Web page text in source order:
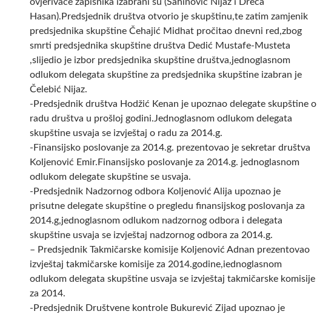
Hasan).Predsjednik društva otvorio je skupštinu,te zatim zamjenik
predsjednika skupštine Čehajić Midhat pročitao dnevni red,zbog
smrti predsjednika skupštine društva Dedić Mustafe-Musteta
,slijedio je izbor predsjednika skupštine društva,jednoglasnom
odlukom delegata skupštine za predsjednika skupštine izabran je
Čelebić Nijaz.
-Predsjednik društva Hodžić Kenan je upoznao delegate skupštine o
radu društva u prošloj godini.Jednoglasnom odlukom delegata
skupštine usvaja se izvještaj o radu za 2014.g.
-Finansijsko poslovanje za 2014.g. prezentovao je sekretar društva
Koljenović Emir.Finansijsko poslovanje za 2014.g. jednoglasnom
odlukom delegate skupštine se usvaja.
-Predsjednik Nadzornog odbora Koljenović Alija upoznao je
prisutne delegate skupštine o pregledu finansijskog poslovanja za
2014.g,jednoglasnom odlukom nadzornog odbora i delegata
skupštine usvaja se izvještaj nadzornog odbora za 2014.g.
– Predsjednik Takmičarske komisije Koljenović Adnan prezentovao
izvještaj takmičarske komisije za 2014.godine,iednoglasnom
odlukom delegata skupštine usvaja se izvještaj takmičarske komisije
za 2014.
-Predsjednik Društvene kontrole Bukurević Zijad upoznao je